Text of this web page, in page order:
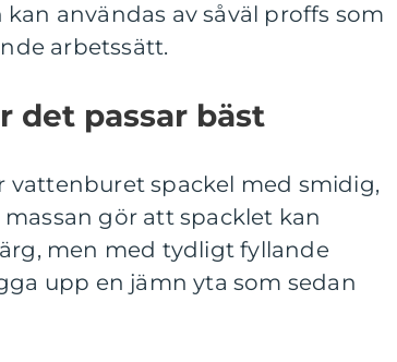
användas av såväl proffs som
arbetssätt.
det passar bäst
vattenburet spackel med smidig,
gör att spacklet kan
men med tydligt fyllande
upp en jämn yta som sedan